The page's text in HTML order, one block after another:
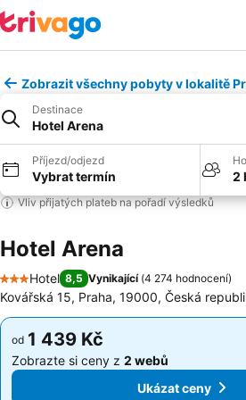
Zobrazit všechny pobyty v lokalitě
Destinace
Hotel Arena
Příjezd/odjezd
Vybrat termín 2
Vliv přijatých plateb na pořadí výsledků
Hotel Arena
3 Počet hvězdiček
Hotel 8,5 Vynikající (4 274 hodnocení)
Kovářská 15, Praha, 19000, Česká
od 1 439 Kč
Zobrazte si ceny z 2 webů
Ukázat ceny
od 1 439 Kč
Zobrazte si ceny z 2 webů
Ukázat ceny